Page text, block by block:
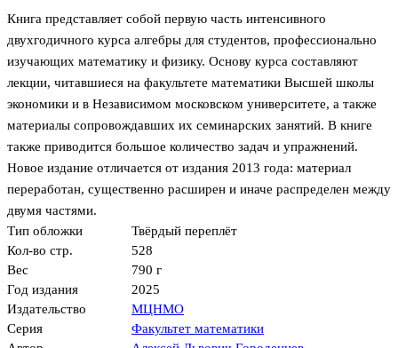
Книга представляет собой первую часть интенсивного
двухгодичного курса алгебры для студентов, профессионально
изучающих математику и физику. Основу курса составляют
лекции, читавшиеся на факультете математики Высшей школы
экономики и в Независимом московском университете, а также
материалы сопровождавших их семинарских занятий. В книге
также приводится большое количество задач и упражнений.
Новое издание отличается от издания 2013 года: материал
переработан, существенно расширен и иначе распределен между
двумя частями.
Тип обложки
Твёрдый переплёт
Кол-во стр.
528
Вес
790 г
Год издания
2025
Издательство
МЦНМО
Серия
Факультет математики